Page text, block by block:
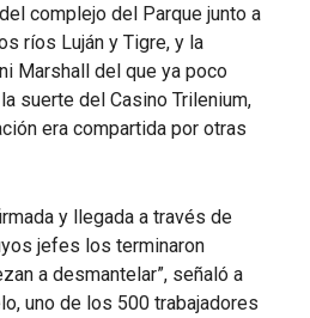
complejo del Parque junto a
ríos Luján y Tigre, y la
Marshall del que ya poco
suerte del Casino Trilenium,
era compartida por otras
y llegada a través de
jefes los terminaron
a desmantelar”, señaló a
uno de los 500 trabajadores